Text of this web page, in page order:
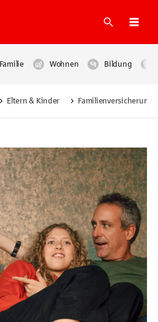
Suche
Familie Wohnen Bildung
Eltern & Kinder Familienversicherung